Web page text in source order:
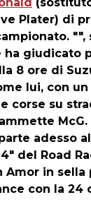
Plater) di
"",
ha giudicato
8 ore di
lui, con
corse su
McG.
adesso
del Road
Amor in sella
con la 24